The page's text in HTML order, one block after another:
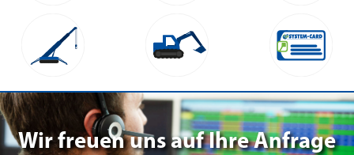
Wir freuen uns auf Ihre Anfrage